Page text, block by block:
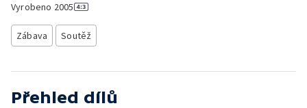
Vyrobeno 2005
Zábava Soutěž
Přehled dílů